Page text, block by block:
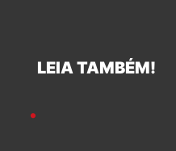
LEIA TAMBÉM!